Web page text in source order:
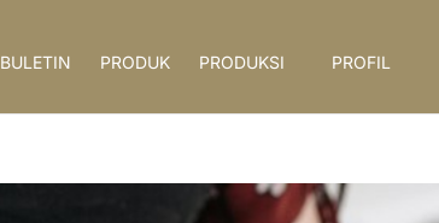
BULETIN PRODUK PRODUKSI PROFIL